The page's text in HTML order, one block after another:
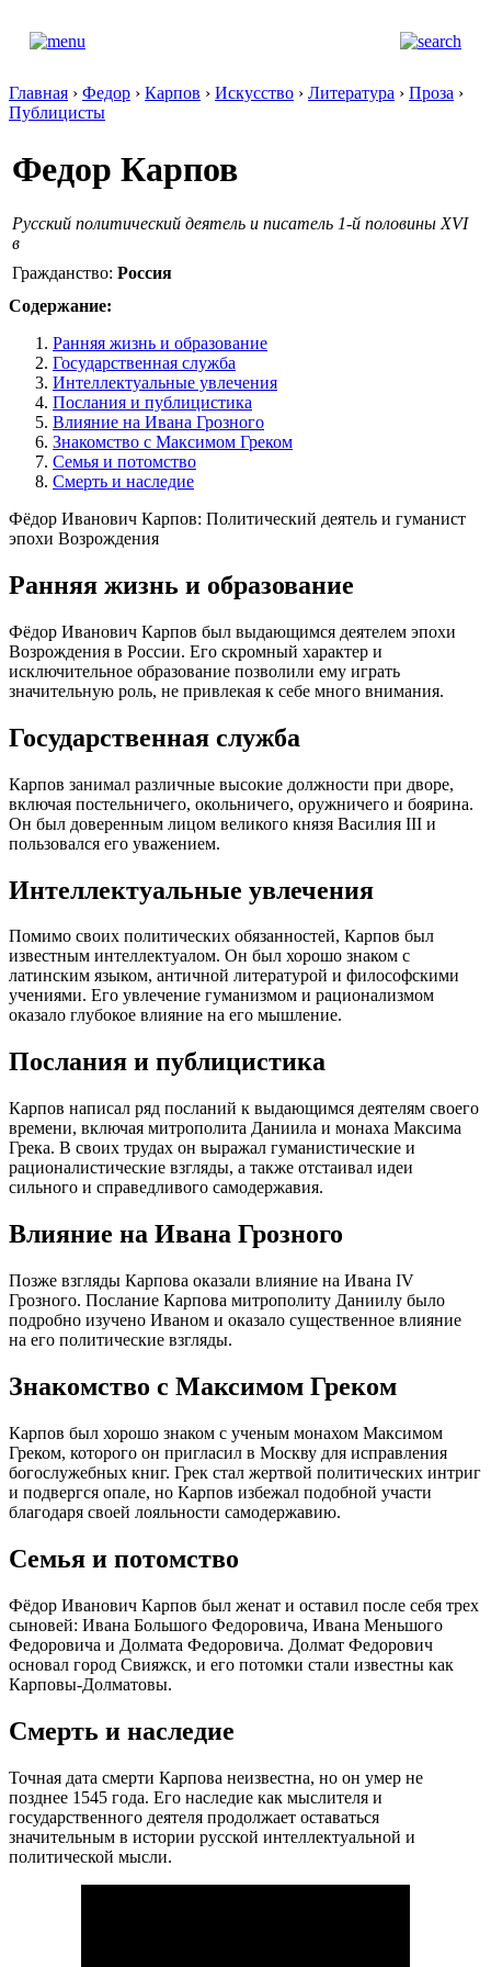
Главная › Федор › Карпов › Искусство › Литература › Проза ›
Публицисты
Федор Карпов
Русский политический деятель и писатель 1-й половины XVI
в
Гражданство: Россия
Содержание:
Ранняя жизнь и образование
Государственная служба
Интеллектуальные увлечения
Послания и публицистика
Влияние на Ивана Грозного
Знакомство с Максимом Греком
Семья и потомство
Смерть и наследие
Фёдор Иванович Карпов: Политический деятель и гуманист
эпохи Возрождения
Ранняя жизнь и образование
Фёдор Иванович Карпов был выдающимся деятелем эпохи
Возрождения в России. Его скромный характер и
исключительное образование позволили ему играть
значительную роль, не привлекая к себе много внимания.
Государственная служба
Карпов занимал различные высокие должности при дворе,
включая постельничего, окольничего, оружничего и боярина.
Он был доверенным лицом великого князя Василия III и
пользовался его уважением.
Интеллектуальные увлечения
Помимо своих политических обязанностей, Карпов был
известным интеллектуалом. Он был хорошо знаком с
латинским языком, античной литературой и философскими
учениями. Его увлечение гуманизмом и рационализмом
оказало глубокое влияние на его мышление.
Послания и публицистика
Карпов написал ряд посланий к выдающимся деятелям своего
времени, включая митрополита Даниила и монаха Максима
Грека. В своих трудах он выражал гуманистические и
рационалистические взгляды, а также отстаивал идеи
сильного и справедливого самодержавия.
Влияние на Ивана Грозного
Позже взгляды Карпова оказали влияние на Ивана IV
Грозного. Послание Карпова митрополиту Даниилу было
подробно изучено Иваном и оказало существенное влияние
на его политические взгляды.
Знакомство с Максимом Греком
Карпов был хорошо знаком с ученым монахом Максимом
Греком, которого он пригласил в Москву для исправления
богослужебных книг. Грек стал жертвой политических интриг
и подвергся опале, но Карпов избежал подобной участи
благодаря своей лояльности самодержавию.
Семья и потомство
Фёдор Иванович Карпов был женат и оставил после себя трех
сыновей: Ивана Большого Федоровича, Ивана Меньшого
Федоровича и Долмата Федоровича. Долмат Федорович
основал город Свияжск, и его потомки стали известны как
Карповы-Долматовы.
Смерть и наследие
Точная дата смерти Карпова неизвестна, но он умер не
позднее 1545 года. Его наследие как мыслителя и
государственного деятеля продолжает оставаться
значительным в истории русской интеллектуальной и
политической мысли.